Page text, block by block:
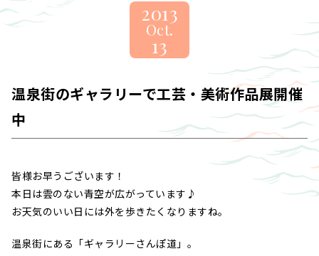
2013
Oct.
13
温泉街のギャラリーで工芸・美術作品展開催
中
皆様お早うございます！
本日は雲のない青空が広がっています♪
お天気のいい日には外を歩きたくなりますね。
温泉街にある「ギャラリーさんぽ道」。